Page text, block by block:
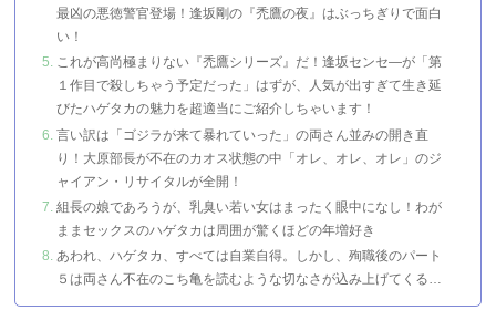
最凶の悪徳警官登場！逢坂剛の『禿鷹の夜』はぶっちぎりで面白
い！
これが高尚極まりない『禿鷹シリーズ』だ！逢坂センセ―が「第
１作目で殺しちゃう予定だった」はずが、人気が出すぎて生き延
びたハゲタカの魅力を超適当にご紹介しちゃいます！
言い訳は「ゴジラが来て暴れていった」の両さん並みの開き直
り！大原部長が不在のカオス状態の中「オレ、オレ、オレ」のジ
ャイアン・リサイタルが全開！
組長の娘であろうが、乳臭い若い女はまったく眼中になし！わが
ままセックスのハゲタカは周囲が驚くほどの年増好き
あわれ、ハゲタカ、すべては自業自得。しかし、殉職後のパート
５は両さん不在のこち亀を読むような切なさが込み上げてくる…